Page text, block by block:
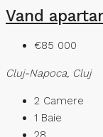
Vand
€85 000
Cluj-Napoca, Cluj
2 Camere
1 Baie